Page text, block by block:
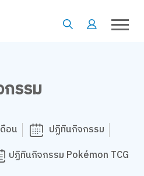
รรม
อน
ปฏิทินกิจกรรม
ปฏิทินกิจกรรม Pokémon TCG